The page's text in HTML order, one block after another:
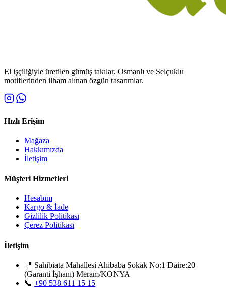
El işçiliğiyle üretilen gümüş takılar. Osmanlı ve Selçuklu
motiflerinden ilham alınan özgün tasarımlar.
Hızlı Erişim
Mağaza
Hakkımızda
İletişim
Müşteri Hizmetleri
Hesabım
Kargo & İade
Gizlilik Politikası
Çerez Politikası
İletişim
📍 Sahibiata Mahallesi Ahibaba Sokak No:1 Daire:20
(Garanti İşhanı) Meram/KONYA
📞 +90 538 611 15 15